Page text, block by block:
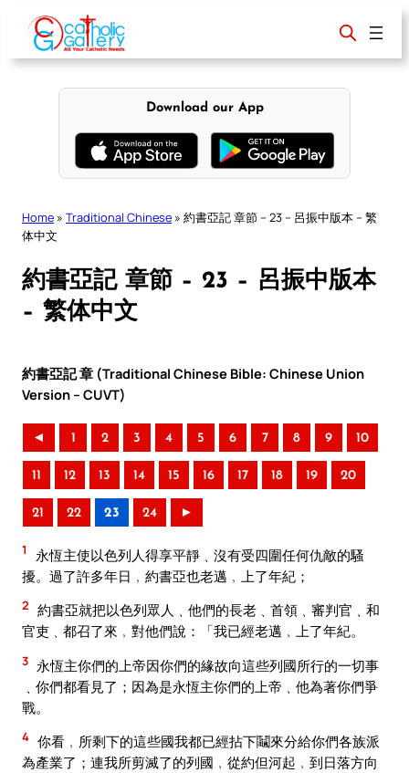
content
Download our App
Home » Traditional Chinese » 約書亞記 章節 – 23 – 呂振中版本 – 繁
体中文
約書亞記 章節 – 23 – 呂振中版本
– 繁体中文
約書亞記 章 (Traditional Chinese Bible: Chinese Union
Version – CUVT)
◄ 1 2 3 4 5 6 7 8 9 10
11 12 13 14 15 16 17 18 19 20
21 22 23 24 ►
1
永恆主使以色列人得享平靜﹑沒有受四圍任何仇敵的騷
擾。過了許多年日﹐約書亞也老邁﹐上了年紀；
2 約書亞就把以色列眾人﹑他們的長老﹑首領﹑審判官﹑和
官吏﹑都召了來﹐對他們說：「我已經老邁﹐上了年紀。
3 永恆主你們的上帝因你們的緣故向這些列國所行的一切事
﹑你們都看見了；因為是永恆主你們的上帝﹑他為著你們爭
戰。
4 你看﹐所剩下的這些國我都已經拈下鬮來分給你們各族派
為產業了；連我所剪滅了的列國﹐從約但河起﹐到日落方向